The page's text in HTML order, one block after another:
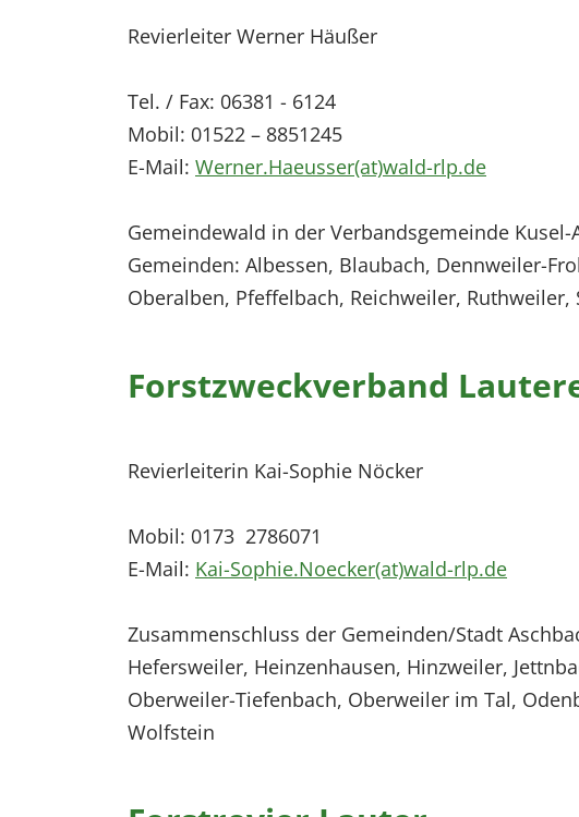
Revierleiter Werner Häußer
Tel. / Fax: 06381 - 6124
Mobil: 01522 – 8851245
E-Mail: Werner.Haeusser(at)wald-rlp.de
Gemeindewald in der Verbandsgemeinde Kusel-
Gemeinden: Albessen, Blaubach, Dennweiler-
Oberalben, Pfeffelbach, Reichweiler,
Forstzweckverband
Revierleiterin Kai-Sophie Nöcker
Mobil: 0173 2786071
E-Mail: Kai-Sophie.Noecker(at)wald-rlp.de
Zusammenschluss der Gemeinden/Stadt
Hefersweiler, Heinzenhausen, Hinzweiler,
Oberweiler-Tiefenbach, Oberweiler im Tal,
Wolfstein